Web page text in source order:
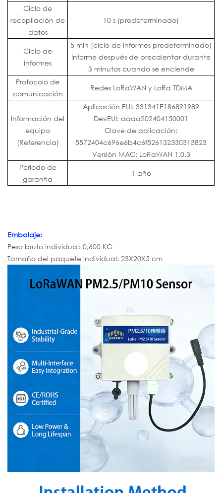
Ciclo de
recopilación de
datos
10 s (predeterminado)
Ciclo de
informes
5 min (ciclo de informes predeterminado)
Informe después de precalentar durante
3 minutos cuando se enciende
Protocolo de
comunicación
Redes LoRaWAN y LoRa TDMA
Información del
equipo
(Referencia)
Aplicación EUI: 331341E186891989
DevEUI: aaaa202404150001
Clave de aplicación:
5572404c696e6b4c6f526132330313823
Versión MAC: LoRaWAN 1.0.3
Período de
garantía
1 año
Embalaje:
Peso bruto individual: 0,600 KG
Tamaño del paquete individual: 23X20X5 cm